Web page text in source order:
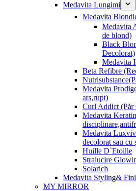
Medavita Lungimi
Medavita
Medavita
de blond)
Black
Decolorat)
Medavita
Beta Refibre
Medavita
ars,rupt)
Curl Addict (Păr
Medavita
Medavita
decolorat sau cu
Huille D`Etoille
Stralucire
Solarich
Medavita Styling&
MY MIRROR